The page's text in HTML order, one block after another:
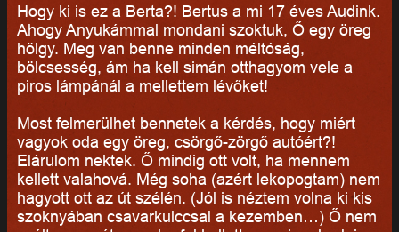
Hogy ki is ez a Berta?! Bertus a mi 17 éves Audink.
Ahogy Anyukámmal mondani szoktuk, Ő egy öreg
hölgy. Meg van benne minden méltóság,
bölcsesség, ám ha kell simán otthagyom vele a
piros lámpánál a mellettem lévőket!
Most felmerülhet bennetek a kérdés, hogy miért
vagyok oda egy öreg, csörgő-zörgő autóért?!
Elárulom nektek. Ő mindig ott volt, ha mennem
kellett valahová. Még soha (azért lekopogtam) nem
hagyott ott az út szélén. (Jól is néztem volna ki kis
szoknyában csavarkulccsal a kezemben…) Ő nem